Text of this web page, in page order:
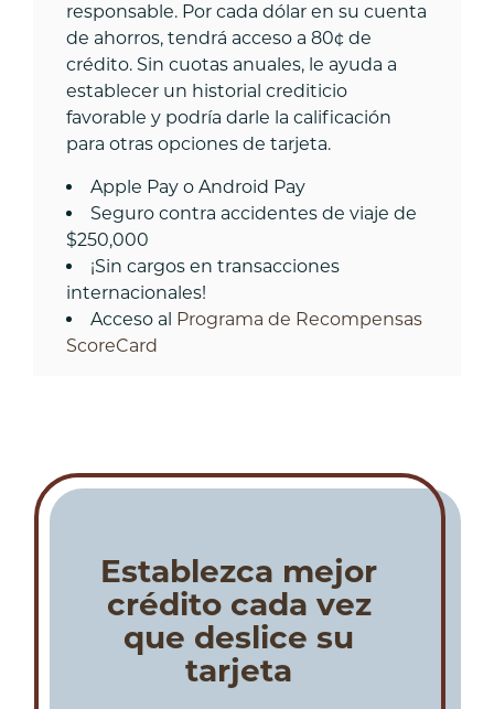
responsable. Por cada dólar en su cuenta
de ahorros, tendrá acceso a 80¢ de
crédito. Sin cuotas anuales, le ayuda a
establecer un historial crediticio
favorable y podría darle la calificación
para otras opciones de tarjeta.
Apple Pay o Android Pay
Seguro contra accidentes de viaje de
$250,000
¡Sin cargos en transacciones
internacionales!
Acceso al
Programa de Recompensas
ScoreCard
Establezca mejor
crédito cada vez
que deslice su
tarjeta